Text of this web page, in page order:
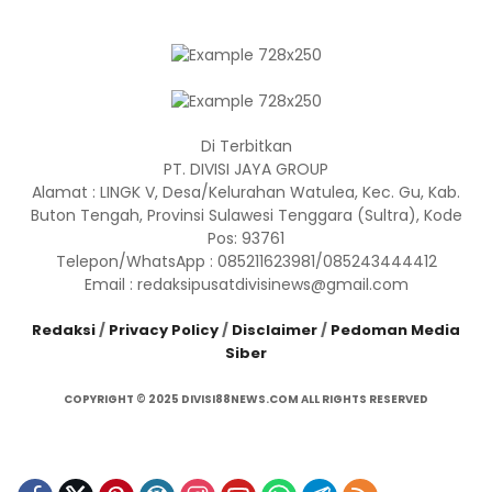
Di Terbitkan
PT. DIVISI JAYA GROUP
Alamat : LINGK V, Desa/Kelurahan Watulea, Kec. Gu, Kab.
Buton Tengah, Provinsi Sulawesi Tenggara (Sultra), Kode
Pos: 93761
Telepon/WhatsApp : 085211623981/085243444412
Email : redaksipusatdivisinews@gmail.com
Redaksi/ Privacy Policy/ Disclaimer/ Pedoman Media
Siber
COPYRIGHT © 2025 DIVISI88NEWS.COM ALL RIGHTS RESERVED